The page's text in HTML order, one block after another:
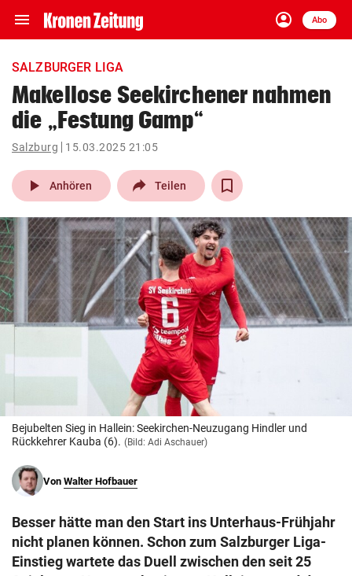
menu Navigation
ein-/ausklappen
account_circle
Anmelden
Abo
close Schließen
account_circle Anmelden
pin_drop
Wien arrow_right
bookmark
search
Suchbegriff
eingeben
© Krone Multimedia GmbH & Co KG 2026
Muthgasse 2, 1190 Wien
SALZBURGER LIGA
Makellose Seekirchener nahmen
die „Festung Gamp“
Salzburg 15.03.2025 21:05
play_arrow Anhören Teilen
Bejubelten Sieg in Hallein: Seekirchen-Neuzugang Hindler und
Rückkehrer Kauba (6). (Bild: Adi Aschauer)
Von Walter Hofbauer
Besser hätte man den Start ins Unterhaus-Frühjahr
nicht planen können. Schon zum Salzburger Liga-
Einstieg wartete das Duell zwischen den seit 25